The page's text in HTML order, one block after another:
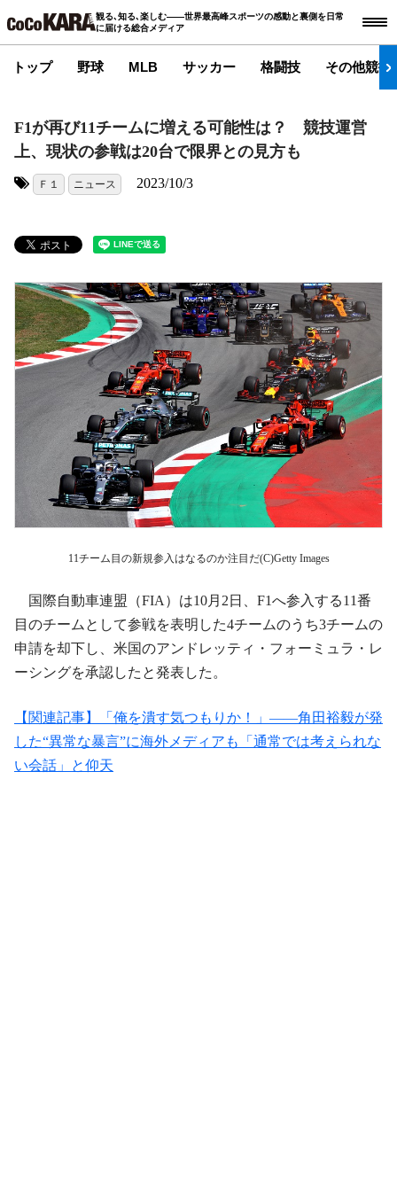
観る､知る､楽しむ――世界最高峰スポーツの感動と裏側を日常
に届ける総合メディア
トップ 野球 MLB サッカー 格闘技 その他競技
F1が再び11チームに増える可能性は？ 競技運営
上、現状の参戦は20台で限界との見方も
Ｆ１ ニュース 2023/10/3
11チーム目の新規参入はなるのか注目だ(C)Getty Images
国際自動車連盟（FIA）は10月2日、F1へ参入する11番
目のチームとして参戦を表明した4チームのうち3チームの
申請を却下し、米国のアンドレッティ・フォーミュラ・レ
ーシングを承認したと発表した。
【関連記事】「俺を潰す気つもりか！」――角田裕毅が発
した“異常な暴言”に海外メディアも「通常では考えられな
い会話」と仰天